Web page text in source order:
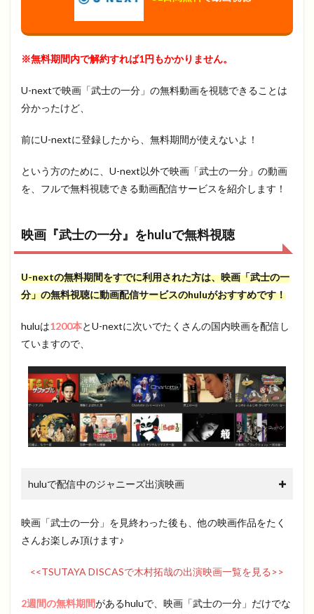
※無料期間内で解約すれば1円もかかりません。
U-nextで映画「武士の一分」の無料動画を視聴できることは
分かったけど、
前にU-nextに登録したから、無料期間が使えないよ！
という方のために、U-next以外で映画「武士の一分」の動画
を、フルで無料視聴できる動画配信サービスを紹介します！
映画『武士の一分』をhuluで無料視聴
U-nextの無料期間をすでに利用された方は、映画「武士の一
分」の無料視聴に動画配信サービスのhuluがおすすめです！
huluは1200本とU-nextに次いでたくさんの国内映画を配信し
ていますので、
huluで配信中のジャニーズ出演映画
映画「武士の一分」を見終わった後も、他の映画作品をたく
さんお楽しみ頂けます♪
<<TSUTAYA DISCASで木村拓哉の出演映画一覧を見る>>
2週間の無料期間があるhuluで、映画「武士の一分」だけでな